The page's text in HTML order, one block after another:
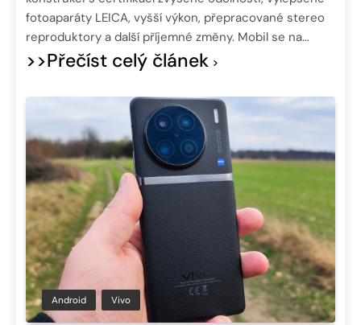
fotoaparáty LEICA, vyšší výkon, přepracované stereo
reproduktory a další příjemné změny. Mobil se na…
>>Přečíst celý článek
Android Vivo